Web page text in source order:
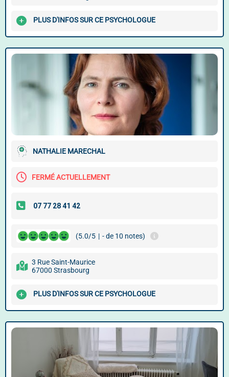
PLUS D'INFOS SUR CE PSYCHOLOGUE
NATHALIE MARECHAL
FERMÉ ACTUELLEMENT
(5.0/5 | - de 10 notes)
3 Rue Saint-Maurice
67000 Strasbourg
PLUS D'INFOS SUR CE PSYCHOLOGUE